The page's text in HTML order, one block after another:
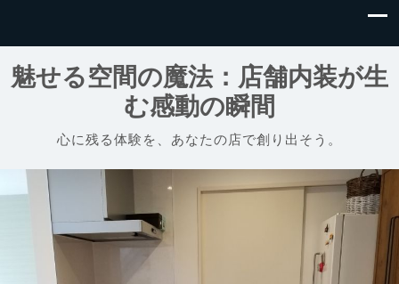
魅せる空間の魔法：店舗内装が生
む感動の瞬間
心に残る体験を、あなたの店で創り出そう。